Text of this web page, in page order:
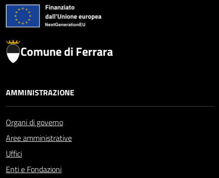
Comune di Ferrara
AMMINISTRAZIONE
Organi di governo
Aree amministrative
Uffici
Enti e Fondazioni